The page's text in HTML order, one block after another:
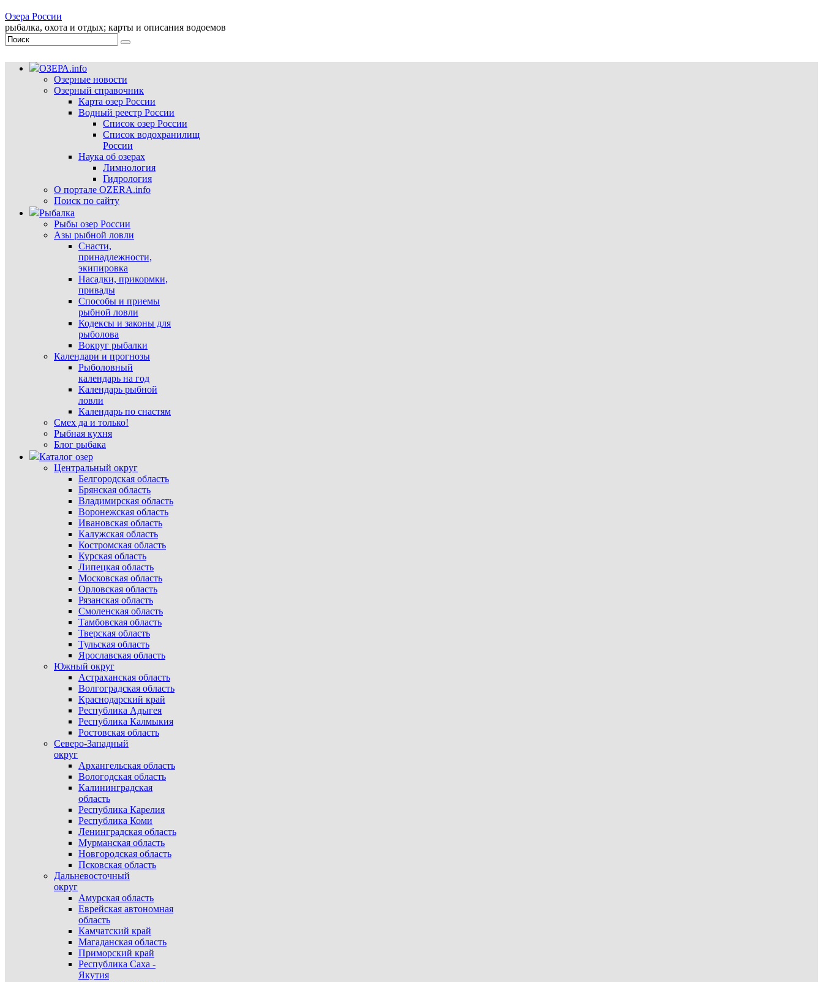
Озера России
рыбалка, охота и отдых; карты и описания водоемов
ОЗЕРА.info
Озерные новости
Озерный справочник
Карта озер России
Водный реестр России
Список озер России
Список водохранилищ
России
Наука об озерах
Лимнология
Гидрология
О портале OZERA.info
Поиск по сайту
Рыбалка
Рыбы озер России
Азы рыбной ловли
Снасти,
принадлежности,
экипировка
Насадки, прикормки,
привады
Способы и приемы
рыбной ловли
Кодексы и законы для
рыболова
Вокруг рыбалки
Календари и прогнозы
Рыболовный
календарь на год
Календарь рыбной
ловли
Календарь по снастям
Смех да и только!
Рыбная кухня
Блог рыбака
Каталог озер
Центральный округ
Белгородская область
Брянская область
Владимирская область
Воронежская область
Ивановская область
Калужская область
Костромская область
Курская область
Липецкая область
Московская область
Орловская область
Рязанская область
Смоленская область
Тамбовская область
Тверская область
Тульская область
Ярославская область
Южный округ
Астраханская область
Волгоградская область
Краснодарский край
Республика Адыгея
Республика Калмыкия
Ростовская область
Северо-Западный
округ
Архангельская область
Вологодская область
Калининградская
область
Республика Карелия
Республика Коми
Ленинградская область
Мурманская область
Новгородская область
Псковская область
Дальневосточный
округ
Амурская область
Еврейская автономная
область
Камчатский край
Магаданская область
Приморский край
Республика Саха -
Якутия